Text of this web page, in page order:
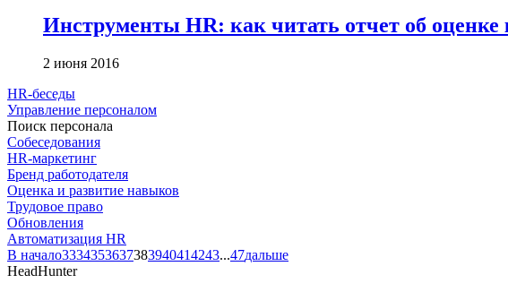
Инструменты HR: как читать отчет об оценке
2 июня 2016
HR-беседы
Управление персоналом
Поиск персонала
Собеседования
HR-маркетинг
Бренд работодателя
Оценка и развитие навыков
Трудовое право
Обновления
Автоматизация HR
В начало3334353637383940414243...47дальше
HeadHunter